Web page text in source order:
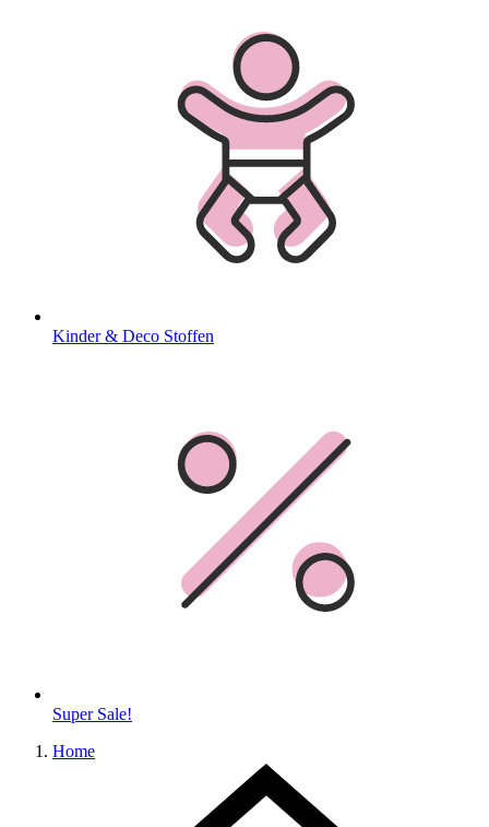
Kinder & Deco Stoffen
Super Sale!
Home